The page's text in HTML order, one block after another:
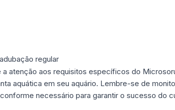
regular
atenção aos requisitos específicos do
aquática em seu aquário. Lembre-se de
necessário para garantir o sucesso do